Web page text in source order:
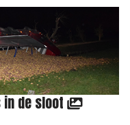
de sloot